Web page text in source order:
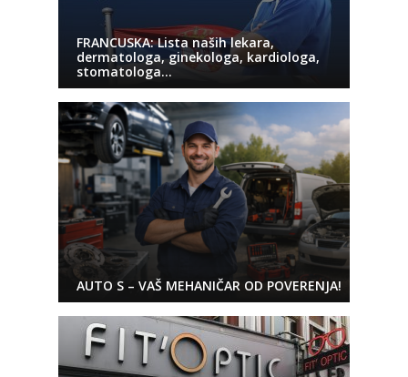
FRANCUSKA: Lista naših lekara,
dermatologa, ginekologa, kardiologa,
stomatologa…
AUTO S – VAŠ MEHANIČAR OD POVERENJA!